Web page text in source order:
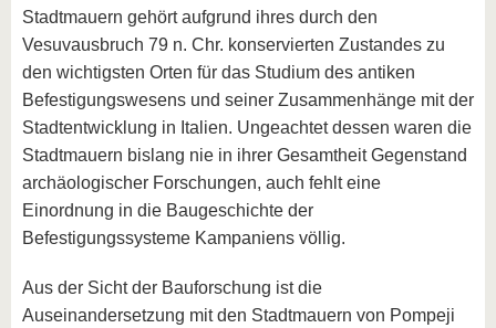
Stadtmauern gehört aufgrund ihres durch den
Vesuvausbruch 79 n. Chr. konservierten Zustandes zu
den wichtigsten Orten für das Studium des antiken
Befestigungswesens und seiner Zusammenhänge mit der
Stadtentwicklung in Italien. Ungeachtet dessen waren die
Stadtmauern bislang nie in ihrer Gesamtheit Gegenstand
archäologischer Forschungen, auch fehlt eine
Einordnung in die Baugeschichte der
Befestigungssysteme Kampaniens völlig.
Aus der Sicht der Bauforschung ist die
Auseinandersetzung mit den Stadtmauern von Pompeji